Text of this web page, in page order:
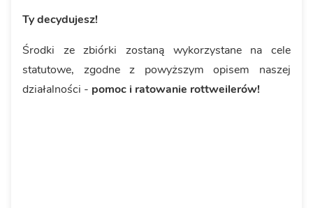
Ty decydujesz!
Środki ze zbiórki zostaną wykorzystane na cele
statutowe, zgodne z powyższym opisem naszej
działalności - pomoc i ratowanie rottweilerów!